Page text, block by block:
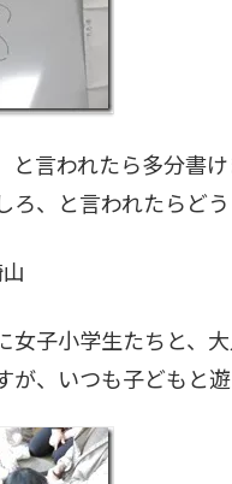
と言われたら多分書
ろ、と言われたらど
女子小学生たちと、
が、いつも子どもと